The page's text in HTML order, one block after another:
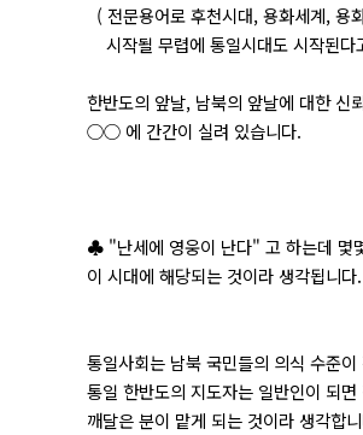
( 전문용어로 후천시대, 용화세계, 용
시작될 무렵에 통일시대도 시작된다
한반도의 앞날, 남북의 앞날에 대한 신
○○ 에 간간이 실려 있습니다.
♣ "난세에 영웅이 난다" 고 하는데 몇
이 시대에 해당되는 것이라 생각됩니다.
통일사회는 남북 국민들의 의식 수준
통일 한반도의 지도자는 일반인이 되
깨달은 분이 맡게 되는 것이라 생각합